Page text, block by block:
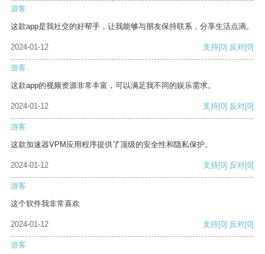
游客
这款app是我社交的好帮手，让我能够与朋友保持联系，分享生活点滴。
2024-01-12 支持[0] 反对[0]
游客
这款app的视频资源非常丰富，可以满足我不同的娱乐需求。
2024-01-12 支持[0] 反对[0]
游客
这款加速器VPM应用程序提供了顶级的安全性和隐私保护。
2024-01-12 支持[0] 反对[0]
游客
这个软件我非常喜欢
2024-01-12 支持[0] 反对[0]
游客